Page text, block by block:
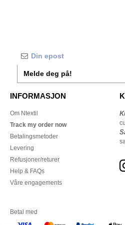
Melde deg på!
INFORMASJON
Om Ntextil
Track my order now
Betalingsmetoder
Levering
Refusjoner/returer
Help & FAQs
Våre engagements
Betal med